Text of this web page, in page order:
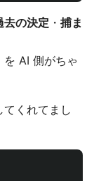
去の決定 ・ 捕ま
AI 側がちゃ
くれてまし